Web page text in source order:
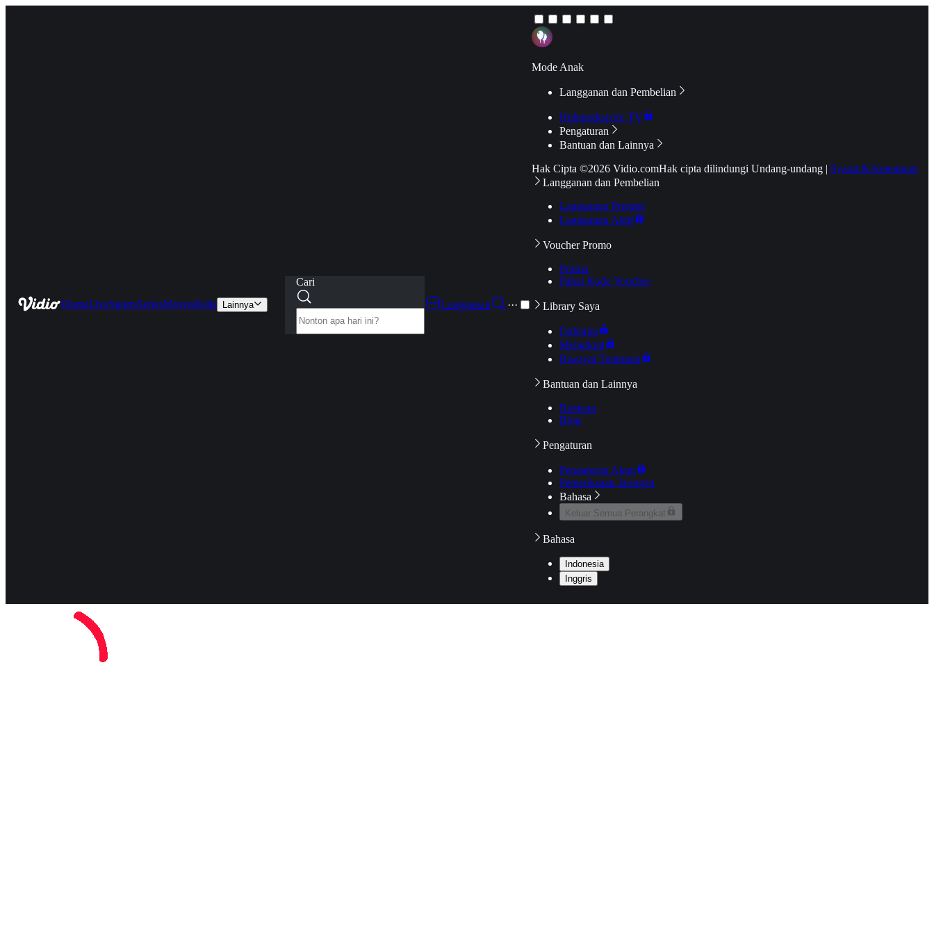
HomeLiveSportsSeriesMoviesKids Lainnya
Cari
Langganan
···
Mode Anak
Langganan dan Pembelian
Hubungkan ke TV
Pengaturan
Bantuan dan Lainnya
Hak Cipta ©2026 Vidio.comHak cipta dilindungi Undang-undang | Syarat & Ketentuan
Langganan dan Pembelian
Langganan Premier
Langganan Aktif
Voucher Promo
Promo
Pakai Kode Voucher
Library Saya
Daftarku
Mengikuti
Riwayat Tontonan
Bantuan dan Lainnya
Bantuan
Blog
Pengaturan
Pengaturan Akun
Pemeriksaan Jaringan
Bahasa
Keluar Semua Perangkat
Bahasa
Indonesia
Inggris